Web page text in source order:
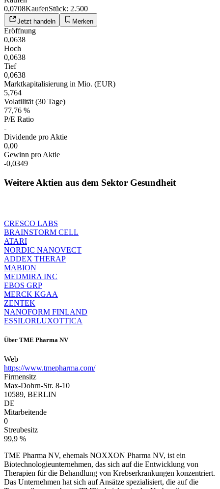
0,0708KaufenStück: 2.500
Jetzt handeln Merken
Eröffnung
0,0638
Hoch
0,0638
Tief
0,0638
Marktkapitalisierung in Mio. (EUR)
5,764
Volatilität (30 Tage)
77,76 %
P/E Ratio
-
Dividende pro Aktie
0,00
Gewinn pro Aktie
-0,0349
Weitere Aktien aus dem Sektor Gesundheit
CRESCO LABS
BRAINSTORM CELL
ATARI
NORDIC NANOVECT
ADDEX THERAP
MABION
MEDMIRA INC
EBOS GRP
MERCK KGAA
ZENTEK
NANOFORM FINLAND
ESSILORLUXOTTICA
Über TME Pharma NV
Web
https://www.tmepharma.com/
Firmensitz
Max-Dohrn-Str. 8-10
10589, BERLIN
DE
Mitarbeitende
0
Streubesitz
99,9 %
TME Pharma NV, ehemals NOXXON Pharma NV, ist ein
Biotechnologieunternehmen, das sich auf die Entwicklung von
Therapien für die Behandlung von Krebserkrankungen konzentriert.
Das Unternehmen hat sich auf Ansätze spezialisiert, die auf die